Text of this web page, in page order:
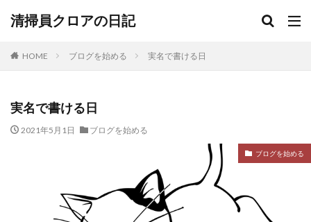
清掃員クロアの日記
HOME ブログを始める 実名で書ける日
実名で書ける日
2021年5月1日 ブログを始める
ブログを始める